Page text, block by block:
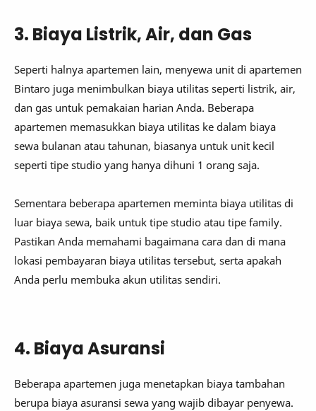
3. Biaya Listrik, Air, dan Gas
Seperti halnya apartemen lain, menyewa unit di apartemen
Bintaro juga menimbulkan biaya utilitas seperti listrik, air,
dan gas untuk pemakaian harian Anda. Beberapa
apartemen memasukkan biaya utilitas ke dalam biaya
sewa bulanan atau tahunan, biasanya untuk unit kecil
seperti tipe studio yang hanya dihuni 1 orang saja.
Sementara beberapa apartemen meminta biaya utilitas di
luar biaya sewa, baik untuk tipe studio atau tipe family.
Pastikan Anda memahami bagaimana cara dan di mana
lokasi pembayaran biaya utilitas tersebut, serta apakah
Anda perlu membuka akun utilitas sendiri.
4. Biaya Asuransi
Beberapa apartemen juga menetapkan biaya tambahan
berupa biaya asuransi sewa yang wajib dibayar penyewa.